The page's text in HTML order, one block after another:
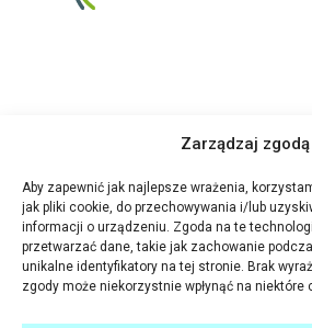
Zarządzaj zgodą
Aby zapewnić jak najlepsze wrażenia,
jak pliki cookie, do przechowywania i/lub
informacji o urządzeniu. Zgoda na te
przetwarzać dane, takie jak zachowanie
unikalne identyfikatory na tej stronie. Brak
zgody może niekorzystnie wpłynąć na niektóre